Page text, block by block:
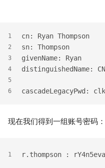
1
2
3
4
5
6
cn: Ryan Thompson
sn: Thompson
givenName: Ryan
distinguishedName:
cascadeLegacyPwd:
现在我们得到一组账号密码：
1 r.thompson : rY4n5eva